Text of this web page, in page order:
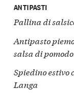
ANTIPASTI
Pallina di
Antipasto
salsa di
Spiedino estivo
Langa